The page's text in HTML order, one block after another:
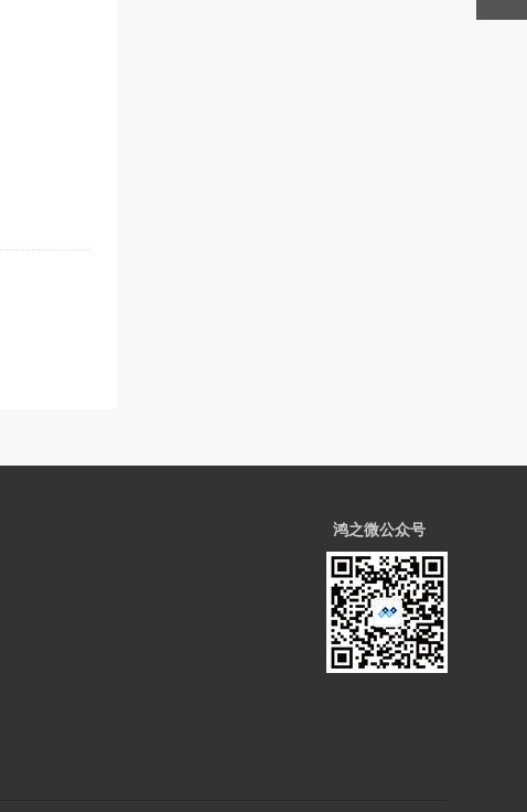
鸿之微公众号